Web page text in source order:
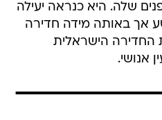
שלה. היא כנראה יעילה
אך באותה מידה חדירה
החדירה הישראלית
אנושי.